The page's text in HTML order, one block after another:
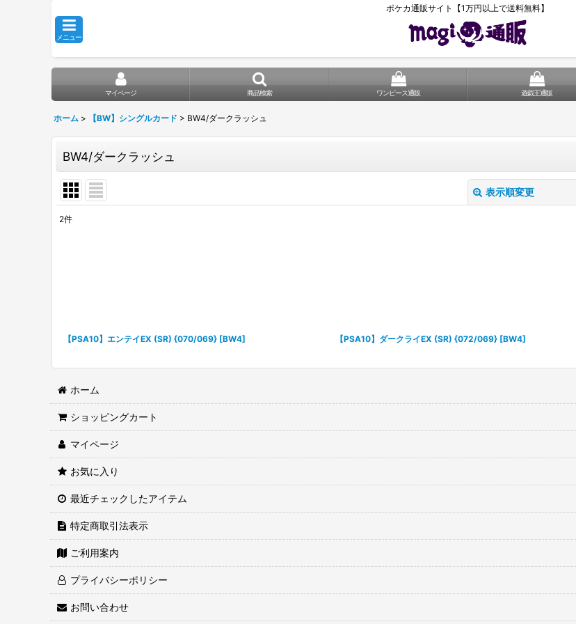
ポケカ通販サイト【1万円以上で送料無料】
メニュー
マイページ 商品検索 ワンピース通販 遊戯王通販
ホーム > 【BW】シングルカード > BW4/ダークラッシュ
BW4/ダークラッシュ
表示順変更
絞り込む
2件
【PSA10】エンテイEX (SR) {070/069} [BW4] 【PSA10】ダークライEX (SR) {072/069} [BW4]
ホーム
ショッピングカート
マイページ
お気に入り
最近チェックしたアイテム
特定商取引法表示
ご利用案内
プライバシーポリシー
お問い合わせ